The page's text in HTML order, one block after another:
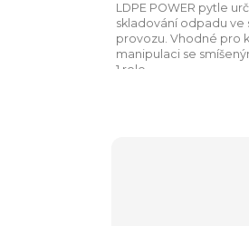
LDPE POWER pytle
skladování odpadu ve
provozu. Vhodné pro
manipulaci se
1 role...